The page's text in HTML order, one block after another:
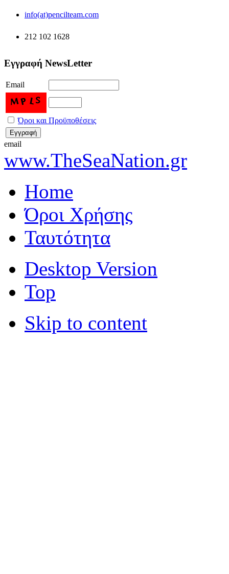
info(at)pencilteam.com
212 102 1628
Εγγραφή NewsLetter
Email
Όροι και Προϋποθέσεις
email
www.TheSeaNation.gr
Home
Όροι Χρήσης
Ταυτότητα
Desktop Version
Top
Skip to content